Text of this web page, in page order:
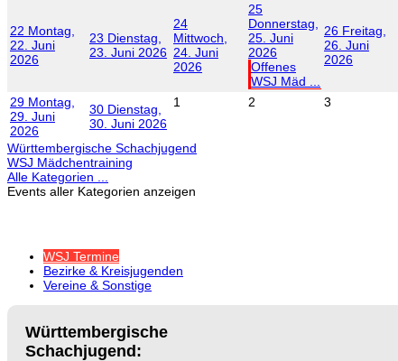
22 Montag,
22. Juni
2026
23 Dienstag,
23. Juni 2026
24
Mittwoch,
24. Juni
2026
25
Donnerstag,
25. Juni
2026
Offenes
WSJ Mäd ...
26 Freitag,
26. Juni
2026
29 Montag,
29. Juni
2026
30 Dienstag,
30. Juni 2026
1 2 3
Württembergische Schachjugend
WSJ Mädchentraining
Alle Kategorien ...
Events aller Kategorien anzeigen
WSJ Termine
Bezirke & Kreisjugenden
Vereine & Sonstige
Württembergische
Schachjugend: